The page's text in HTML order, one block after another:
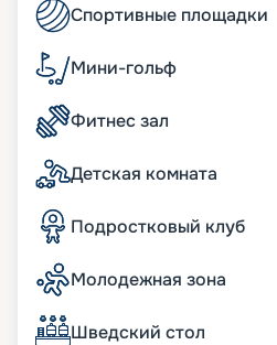
самые интересные варианты.
Спортивные площадки
Мини-гольф
Фитнес зал
Детская комната
Подростковый клуб
Молодежная зона
Шведский стол